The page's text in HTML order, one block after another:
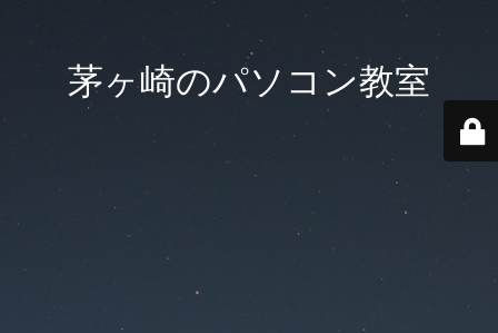
茅ヶ崎のパソコン教室